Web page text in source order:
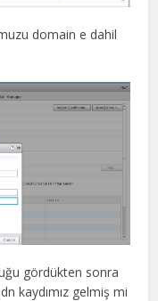
domain e dahil
gördükten sonra
kaydımız gelmiş mi